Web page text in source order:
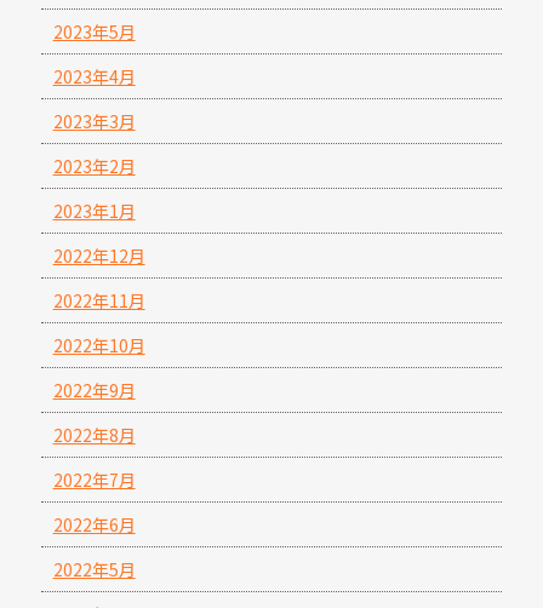
2023年5月
2023年4月
2023年3月
2023年2月
2023年1月
2022年12月
2022年11月
2022年10月
2022年9月
2022年8月
2022年7月
2022年6月
2022年5月